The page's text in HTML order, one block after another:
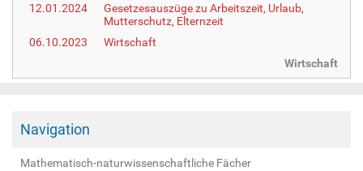
12.01.2024
Gesetzesauszüge zu Arbeitszeit, Urlaub,
Mutterschutz, Elternzeit
06.10.2023
Wirtschaft
Wirtschaft
Navigation
Mathematisch-naturwissenschaftliche Fächer